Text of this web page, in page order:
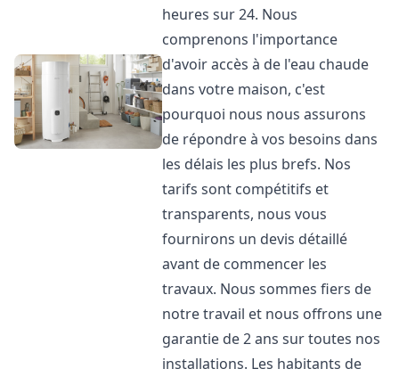
heures sur 24. Nous
comprenons l'importance
d'avoir accès à de l'eau chaude
dans votre maison, c'est
pourquoi nous nous assurons
de répondre à vos besoins dans
les délais les plus brefs. Nos
tarifs sont compétitifs et
transparents, nous vous
fournirons un devis détaillé
avant de commencer les
travaux. Nous sommes fiers de
notre travail et nous offrons une
garantie de 2 ans sur toutes nos
installations. Les habitants de